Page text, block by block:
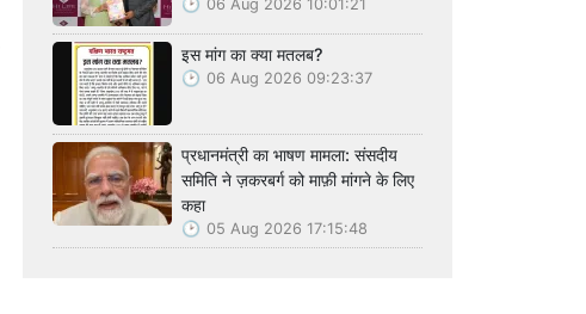
06 Aug 2026 10:01:21
इस मांग का क्या मतलब?
06 Aug 2026 09:23:37
प्रधानमंत्री का भाषण मामला: संसदीय
समिति ने ज़करबर्ग को माफ़ी मांगने के लिए
कहा
05 Aug 2026 17:15:48